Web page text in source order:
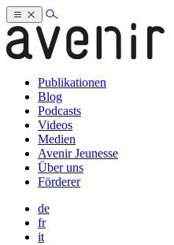
Publikationen
Blog
Podcasts
Videos
Medien
Avenir Jeunesse
Über uns
Förderer
de
fr
it